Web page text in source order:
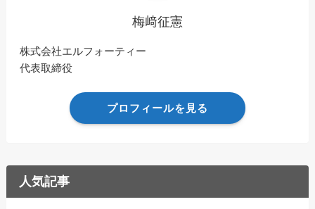
梅﨑征憲
株式会社エルフォーティー
代表取締役
プロフィールを見る
人気記事